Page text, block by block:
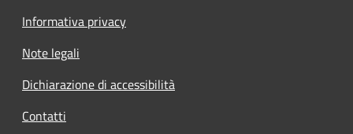
Informativa privacy
Note legali
Dichiarazione di accessibilità
Contatti